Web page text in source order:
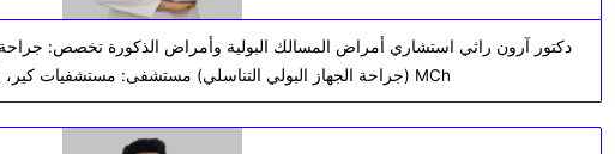
MCh (جراحة الجهاز البولي التناسلي) مستشفى: مستشفيات كير، بانجارا هيلز، حيدر أباد